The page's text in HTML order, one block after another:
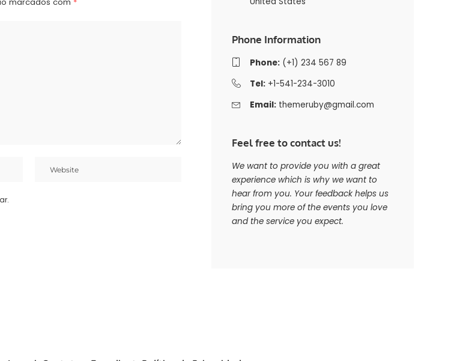
Phone Information
Phone:(+1) 234 567 89
Tel:+1-541-234-3010
Email: themeruby@gmail.com
Feel free to contact us!
We want to provide you with a great
experience which is why we want to
hear from you. Your feedback helps us
bring you more of the events you love
and the service you expect.